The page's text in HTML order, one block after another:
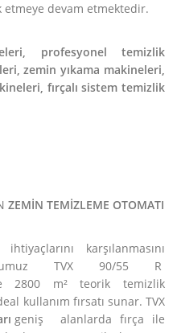
devam etmektedir.
profesyonel temizlik
zemin yıkama makineleri,
fırçalı sistem temizlik
ZEMİN TEMİZLEME OTOMATI
karşılanmasını
TVX 90/55 R
2800 m² teorik temizlik
kullanım fırsatı sunar. TVX
geniş alanlarda fırça ile